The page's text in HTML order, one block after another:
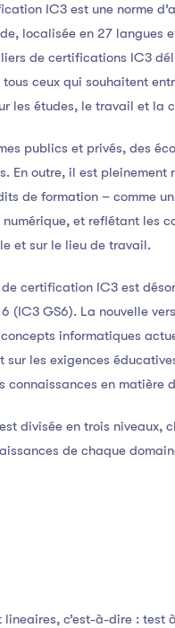
IC3 est une norme
localisée en 27 langues
de certifications IC3
ceux qui souhaitent
les études, le travail et la
publics et privés, des
En outre, il est
de formation – comme
et reflétant les
et sur le lieu de travail.
certification IC3 est
(IC3 GS6). La nouvelle
informatiques
sur les exigences
connaissances en matière
divisée en trois niveaux,
de chaque
lineaires, c’est-à-dire :